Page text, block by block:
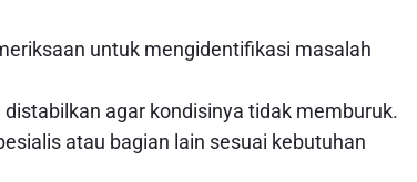
untuk mengidentifikasi masalah
agar kondisinya tidak memburuk.
atau bagian lain sesuai kebutuhan